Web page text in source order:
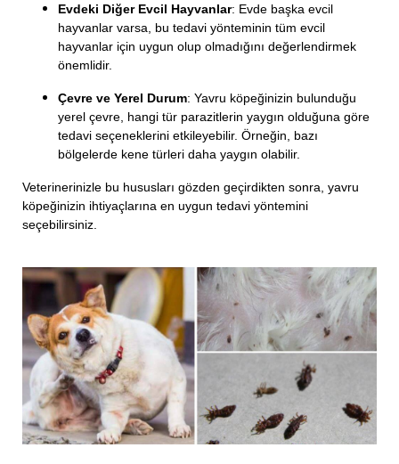
Evdeki Diğer Evcil Hayvanlar: Evde başka evcil
hayvanlar varsa, bu tedavi yönteminin tüm evcil
hayvanlar için uygun olup olmadığını değerlendirmek
önemlidir.
Çevre ve Yerel Durum: Yavru köpeğinizin bulunduğu
yerel çevre, hangi tür parazitlerin yaygın olduğuna göre
tedavi seçeneklerini etkileyebilir. Örneğin, bazı
bölgelerde kene türleri daha yaygın olabilir.
Veterinerinizle bu hususları gözden geçirdikten sonra, yavru
köpeğinizin ihtiyaçlarına en uygun tedavi yöntemini
seçebilirsiniz.